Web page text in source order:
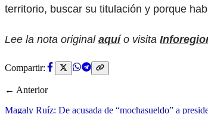
territorio, buscar su titulación y porque
Lee la nota original aquío visita
Compartir:
← Anterior
Magaly Ruíz: De acusada de “mochasueldo” a